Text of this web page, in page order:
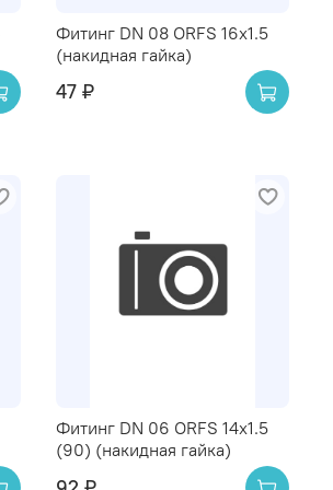
Фитинг DN 08 ORFS 16x1.5
(накидная гайка)
47 ₽
Фитинг DN 06 ORFS 14x1.5
(90) (накидная гайка)